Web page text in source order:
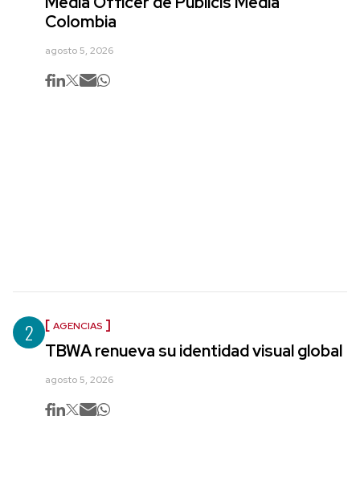
Colombia
agosto 5, 2026
2 AGENCIAS
TBWA renueva su identidad visual global
agosto 5, 2026